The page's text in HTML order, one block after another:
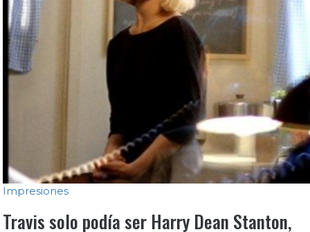
Impresiones
Travis solo podía ser Harry Dean Stanton,